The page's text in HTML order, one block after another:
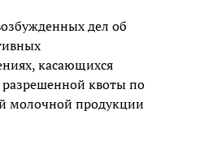
дел об
касающихся
квоты по
молочной продукции